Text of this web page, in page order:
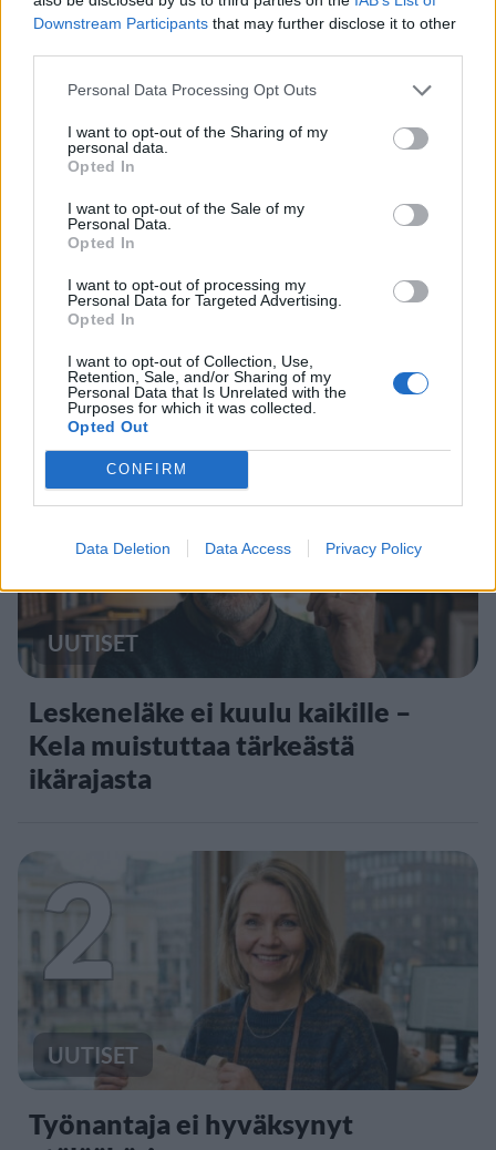
Downstream Participants that may further disclose it to other
Personal Data Processing Opt Outs
I want to opt-out of the Sharing of my
personal data.
Opted In
I want to opt-out of the Sale of my
Personal Data.
Opted In
I want to opt-out of processing my
Personal Data for Targeted Advertising.
Opted In
I want to opt-out of Collection, Use,
Retention, Sale, and/or Sharing of my
Personal Data that Is Unrelated with the
Purposes for which it was collected.
Opted Out
CONFIRM
Data Deletion Data Access Privacy Policy
Staran luetuimmat
1
UUTISET
Leskeneläke ei kuulu kaikille –
Kela muistuttaa tärkeästä
ikärajasta
2
UUTISET
Työnantaja ei hyväksynyt